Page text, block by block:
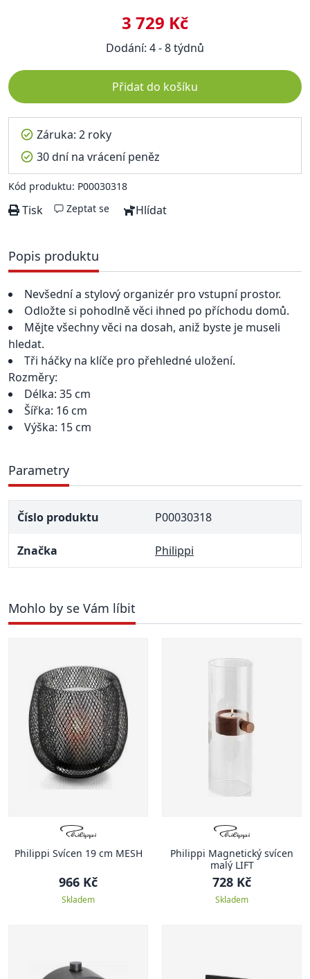
3 729 Kč
Dodání: 4 - 8 týdnů
Přidat do košíku
Záruka: 2 roky
30 dní na vrácení peněz
Kód produktu: P00030318
Tisk Zeptat se Hlídat
Popis produktu
Nevšední a stylový organizér pro vstupní prostor.
Odložte si pohodlně věci ihned po příchodu domů.
Mějte všechny věci na dosah, aniž byste je museli
hledat.
Tři háčky na klíče pro přehledné uložení.
Rozměry:
Délka: 35 cm
Šířka: 16 cm
Výška: 15 cm
Parametry
Číslo produktu P00030318
Značka Philippi
Mohlo by se Vám líbit
Philippi Svícen 19 cm MESH
966 Kč
Skladem
Philippi Magnetický svícen
malý LIFT
728 Kč
Skladem